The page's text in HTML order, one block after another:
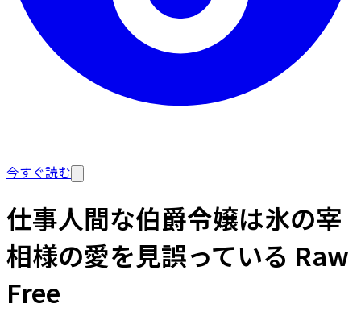
今すぐ読む
仕事人間な伯爵令嬢は氷の宰
相様の愛を見誤っている Raw
Free